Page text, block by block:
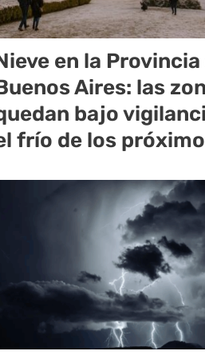
en la Provincia
Aires: las
bajo
frío de los